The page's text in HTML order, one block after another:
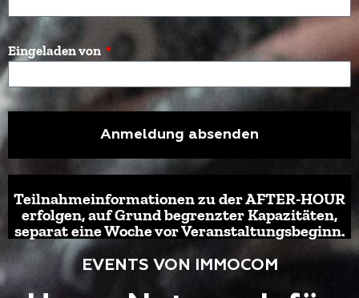
Eingeladen von
Anmeldung absenden
Teilnahmeinformationen zu der AFTER-HOUR
erfolgen, auf Grund begrenzter Kapazitäten,
separat eine Woche vor Veranstaltungsbeginn.
EVENTS VON IMMOCOM